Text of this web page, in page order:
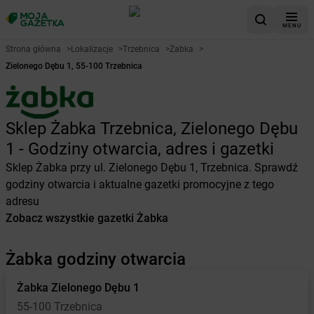
MENU
Strona główna >Lokalizacje >Trzebnica >Żabka
>
Zielonego Dębu 1, 55-100 Trzebnica
Sklep Żabka Trzebnica, Zielonego Dębu
1 - Godziny otwarcia, adres i gazetki
Sklep Żabka przy ul. Zielonego Dębu 1, Trzebnica. Sprawdź
godziny otwarcia i aktualne gazetki promocyjne z tego
adresu
Zobacz wszystkie gazetki Żabka
Żabka godziny otwarcia
Żabka Zielonego Dębu 1
55-100 Trzebnica